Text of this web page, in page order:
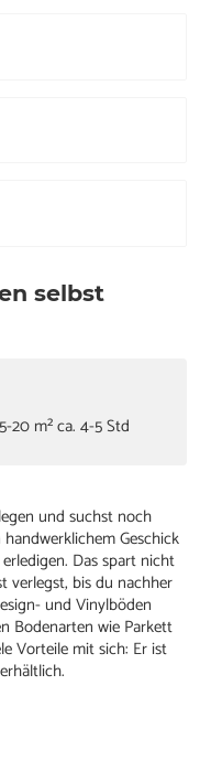
selbst
20 m² ca. 4-5 Std
und suchst noch
Geschick
Das spart nicht
verlegst, bis du nachher
und Vinylböden
Bodenarten wie Parkett
Vorteile mit sich: Er ist